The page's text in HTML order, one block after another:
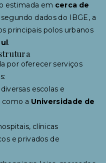
estimada em cerca de
dados do IBGE, a
principais polos urbanos
.
por oferecer serviços
escolas e
como a Universidade de
clínicas
e privados de